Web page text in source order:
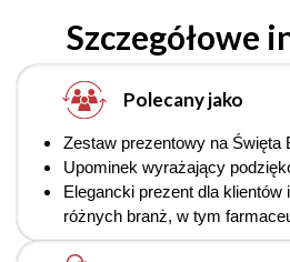
Nie mam
Szczegółowe
Polecany jako
Zestaw prezentowy na Święta
Upominek wyrażający
Elegancki prezent dla klientów
różnych branż, w tym